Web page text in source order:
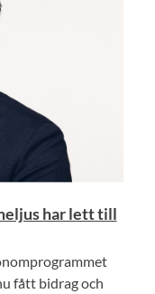
har lett till
fått bidrag och